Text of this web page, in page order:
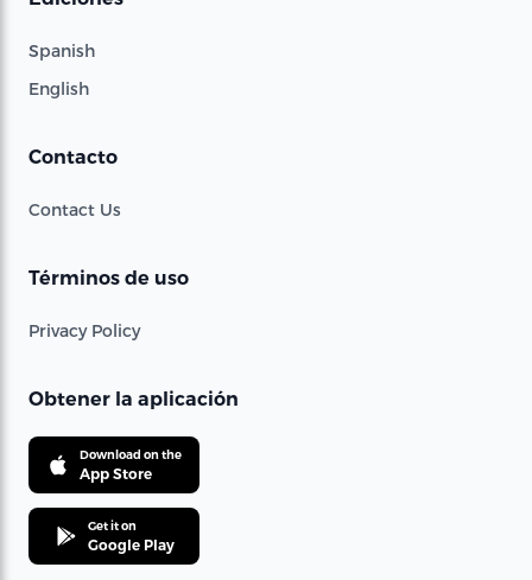
Spanish
English
Contacto
Contact Us
Términos de uso
Privacy Policy
Obtener la aplicación
Download on the
App Store
Get it on
Google Play